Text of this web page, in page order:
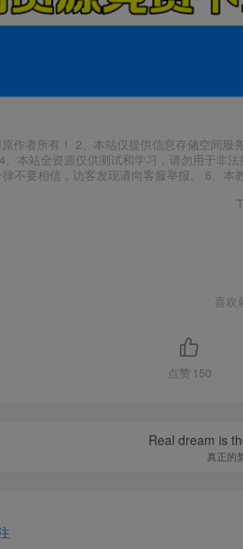
作者所有！ 2、本站仅提供信息存储空间
本站全资源仅供测试和学习，请勿用于非
不要相信，访客发现请向客服举报。 6、
喜欢
点赞 150
Real dream is
真正的